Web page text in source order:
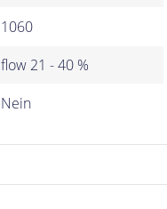
1060
flow 21 - 40 %
Nein